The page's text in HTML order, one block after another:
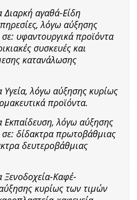
αγαθά-Είδη
λόγω αύξησης
υφαντουργικά προϊόντα
συσκευές και
κατανάλωσης
λόγω αύξησης κυρίως
προϊόντα.
Εκπαίδευση, λόγω αύξησης
δίδακτρα πρωτοβάθμιας
δευτεροβάθμιας
Καφέ-
κυρίως των τιμών